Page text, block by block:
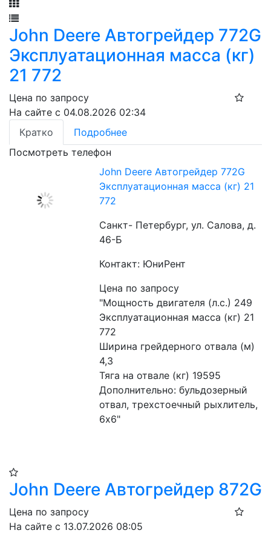
John Deere Автогрейдер 772G
Эксплуатационная масса (кг)
21 772
Цена по запросу
На сайте с 04.08.2026 02:34
Кратко
Подробнее
Посмотреть телефон
John Deere Автогрейдер 772G
Эксплуатационная масса (кг) 21
772
Санкт- Петербург, ул. Салова, д.
46-Б
Контакт: ЮниРент
Цена по запросу
"Мощность двигателя (л.с.) 249
Эксплуатационная масса (кг) 21
772
Ширина грейдерного отвала (м)
4,3
Тяга на отвале (кг) 19595
Дополнительно: бульдозерный
отвал, трехстоечный рыхлитель,
6х6"
John Deere Автогрейдер 872G
Цена по запросу
На сайте с 13.07.2026 08:05